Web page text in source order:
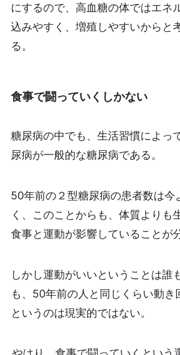
にするので、高血糖の体ではエネ
込みやすく、増殖しやすいからと
る。
食事で闘っていくしかない
糖尿病の中でも、生活習慣によっ
尿病が一般的な糖尿病である。
50年前の２型糖尿病の患者数は今
く、このことからも、体質よりも
食事と運動が影響していることが
しかし運動がいいということは誰
も、50年前の人と同じくらい動き
というのは現実的ではない。